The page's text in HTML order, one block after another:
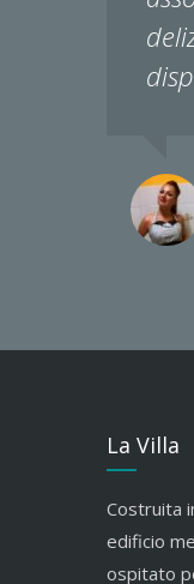
La Villa
Costruita
edificio
ospitato